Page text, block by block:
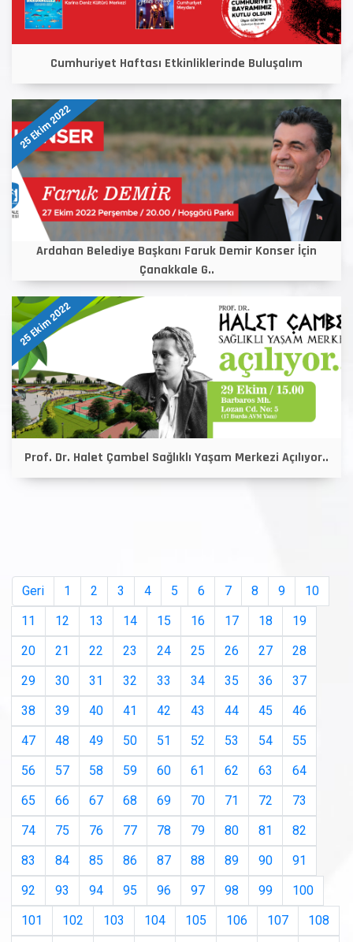
Cumhuriyet Haftası Etkinliklerinde Buluşalım
25 Ekim 2022
Ardahan Belediye Başkanı Faruk Demir Konser İçin
Çanakkale G..
25 Ekim 2022
Prof. Dr. Halet Çambel Sağlıklı Yaşam Merkezi Açılıyor..
Geri 1 2 3 4 5 6 7 8 9
10
11
12 13 14 15 16 17 18
19
20
21 22 23 24 25 26 27
28
29
30 31 32 33 34 35 36
37
38
39 40 41 42 43 44 45
46
47
48 49 50 51 52 53 54
55
56
57 58 59 60 61 62 63
64
65
66 67 68 69 70 71 72
73
74
75 76 77 78 79 80 81
82
83
84 85 86 87 88 89 90
91
92
93 94 95 96 97 98 99
100
101
102 103 104 105 106 107
108